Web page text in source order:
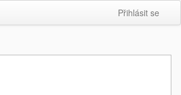
Přihlásit se